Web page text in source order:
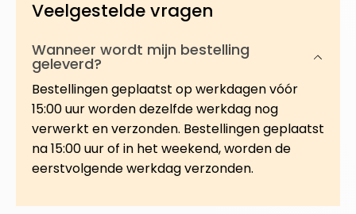
Veelgestelde vragen
Wanneer wordt mijn bestelling
geleverd?
Bestellingen geplaatst op werkdagen vóór
15:00 uur worden dezelfde werkdag nog
verwerkt en verzonden. Bestellingen geplaatst
na 15:00 uur of in het weekend, worden de
eerstvolgende werkdag verzonden.